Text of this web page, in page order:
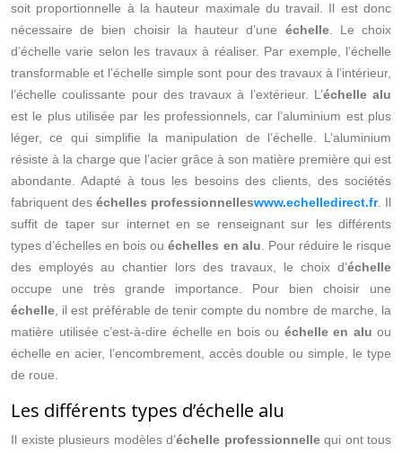
soit proportionnelle à la hauteur maximale du travail. Il est donc
nécessaire de bien choisir la hauteur d’une échelle. Le choix
d’échelle varie selon les travaux à réaliser. Par exemple, l’échelle
transformable et l’échelle simple sont pour des travaux à l’intérieur,
l’échelle coulissante pour des travaux à l’extérieur. L’échelle alu
est le plus utilisée par les professionnels, car l’aluminium est plus
léger, ce qui simplifie la manipulation de l’échelle. L’aluminium
résiste à la charge que l’acier grâce à son matière première qui est
abondante. Adapté à tous les besoins des clients, des sociétés
fabriquent des échelles professionnelleswww.echelledirect.fr. Il
suffit de taper sur internet en se renseignant sur les différents
types d’échelles en bois ouéchelles en alu . Pour réduire le risque
des employés au chantier lors des travaux, le choix d’échelle
occupe une très grande importance. Pour bien choisir une
échelle , il est préférable de tenir compte du nombre de marche, la
matière utilisée c’est-à-dire échelle en bois ou échelle en alu ou
échelle en acier, l’encombrement, accès double ou simple, le type
de roue.
Les différents types d’échelle alu
Il existe plusieurs modèles d’échelle professionnelle qui ont tous